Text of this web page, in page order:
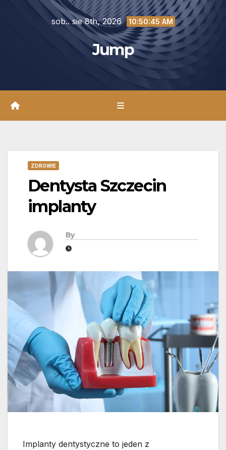
sob.. sie 8th, 2026 10:50:47 AM
Jump
ZDROWIE
Dentysta Szczecin
implanty
By
Implanty dentystyczne to jeden z